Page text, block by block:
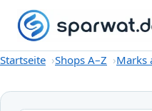
Startseite
GutscheineShops
Startseite Shops A–Z Marks